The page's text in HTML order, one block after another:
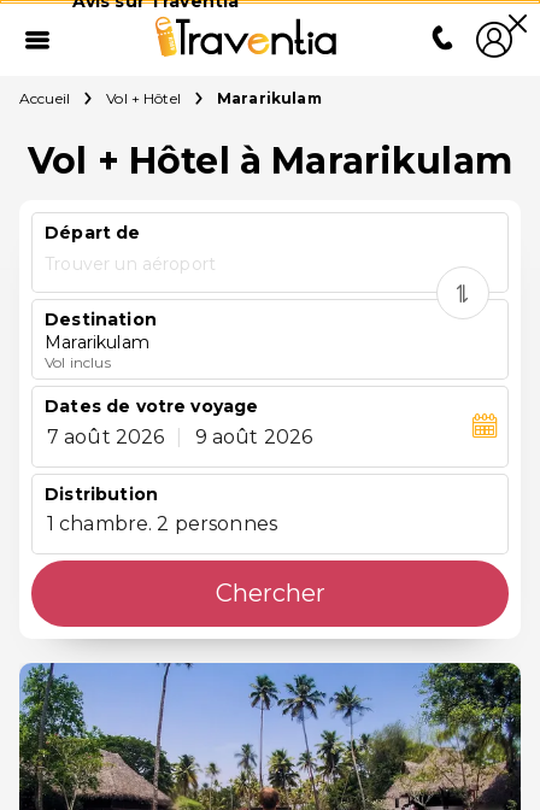
Accueil Vol + Hôtel Mararikulam
Vol + Hôtel à Mararikulam
Départ de
Trouver un aéroport
Destination
Mararikulam
Vol inclus
Dates de votre voyage
7 août 2026 9 août 2026
Distribution
1 chambre. 2 personnes
Chercher